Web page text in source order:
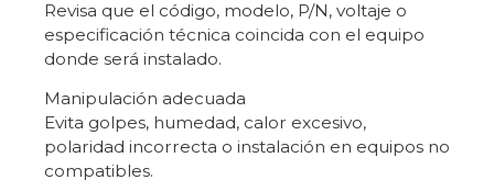
Revisa que el código, modelo, P/N, voltaje o
especificación técnica coincida con el equipo
donde será instalado.
Manipulación adecuada
Evita golpes, humedad, calor excesivo,
polaridad incorrecta o instalación en equipos no
compatibles.